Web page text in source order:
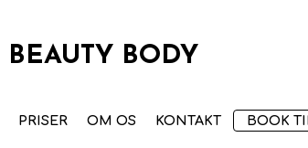
BEAUTY BODY
PRISER OM OS KONTAKT BOOK